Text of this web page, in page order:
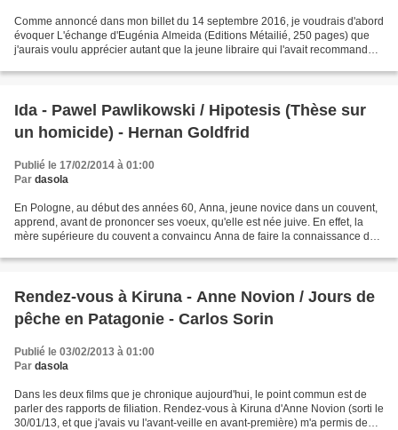
Comme annoncé dans mon billet du 14 septembre 2016, je voudrais d'abord
évoquer L'échange d'Eugénia Almeida (Editions Métailié, 250 pages) que
j'aurais voulu apprécier autant que la jeune libraire qui l'avait recommandé.
Ida - Pawel Pawlikowski / Hipotesis (Thèse sur
un homicide) - Hernan Goldfrid
Publié le 17/02/2014 à 01:00
Par dasola
En Pologne, au début des années 60, Anna, jeune novice dans un couvent,
apprend, avant de prononcer ses voeux, qu'elle est née juive. En effet, la
mère supérieure du couvent a convaincu Anna de faire la connaissance de
Rendez-vous à Kiruna - Anne Novion / Jours de
pêche en Patagonie - Carlos Sorin
Publié le 03/02/2013 à 01:00
Par dasola
Dans les deux films que je chronique aujourd'hui, le point commun est de
parler des rapports de filiation. Rendez-vous à Kiruna d'Anne Novion (sorti le
30/01/13, et que j'avais vu l'avant-veille en avant-première) m'a permis de